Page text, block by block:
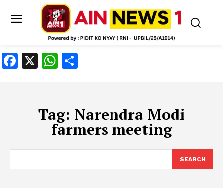
Facebook
X WhatsApp
Tag: Narendra Modi
farmers meeting
SEARCH